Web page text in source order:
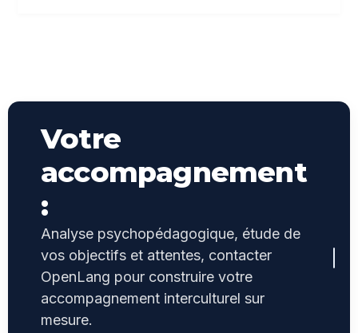
Votre
accompagnement
:
Analyse psychopédagogique, étude de
vos objectifs et attentes, contacter
OpenLang pour construire votre
accompagnement interculturel sur
mesure.